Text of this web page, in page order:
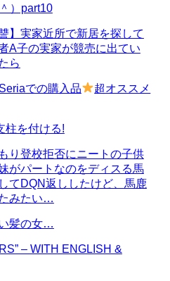
）part10
】実家近所で新居を探して
A子の実家が競売に出てい
ら
での購入品
超オススメ
柱を付ける!
り登校拒否にニートの子供
がパートなのをディスる馬
てDQN返ししたけど、馬鹿
みたい…
髪の女…
– WITH ENGLISH &